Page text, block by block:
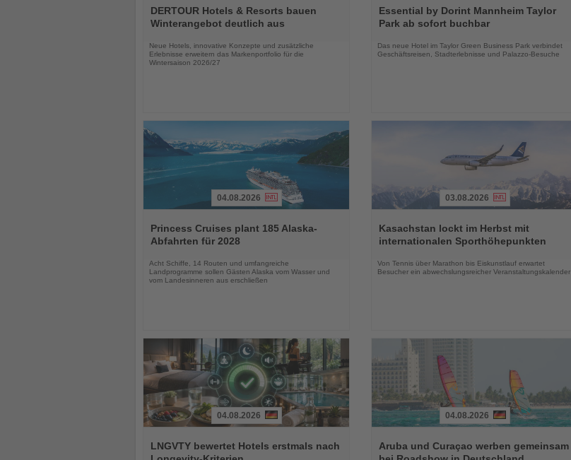
Sie
die
Nachrichten
DERTOUR Hotels & Resorts bauen
Winterangebot deutlich aus
Neue Hotels, innovative Konzepte und zusätzliche
Erlebnisse erweitern das Markenportfolio für die
Wintersaison 2026/27
Sie
die
Essential by Dorint Mannheim Taylor
Park ab sofort buchbar
Das neue Hotel im Taylor Green Business Park verbindet
Geschäftsreisen, Stadterlebnisse und Palazzo-Besuche
Sie
die
04.08.2026
Princess Cruises plant 185 Alaska-
Abfahrten für 2028
Acht Schiffe, 14 Routen und umfangreiche
Landprogramme sollen Gästen Alaska vom Wasser und
vom Landesinneren aus erschließen
Sie
die
03.08.2026
Kasachstan lockt im Herbst mit
internationalen Sporthöhepunkten
Von Tennis über Marathon bis Eiskunstlauf erwartet
Besucher ein abwechslungsreicher Veranstaltungskalender
Sie
die
04.08.2026
LNGVTY bewertet Hotels erstmals nach
Sie
die
04.08.2026
Aruba und Curaçao werben gemeinsam